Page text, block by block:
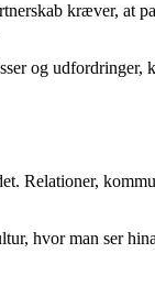
kræver, at
og
Relationer,
hvor man ser